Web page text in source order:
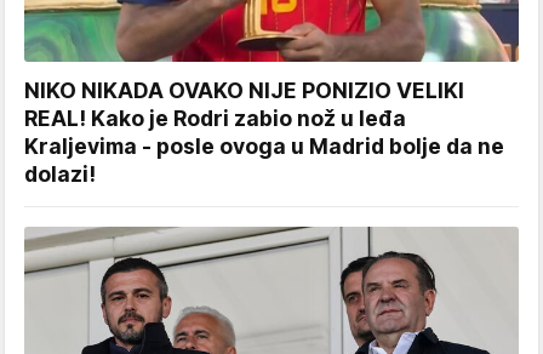
NIKO NIKADA OVAKO NIJE PONIZIO VELIKI
REAL! Kako je Rodri zabio nož u leđa
Kraljevima - posle ovoga u Madrid bolje da ne
dolazi!